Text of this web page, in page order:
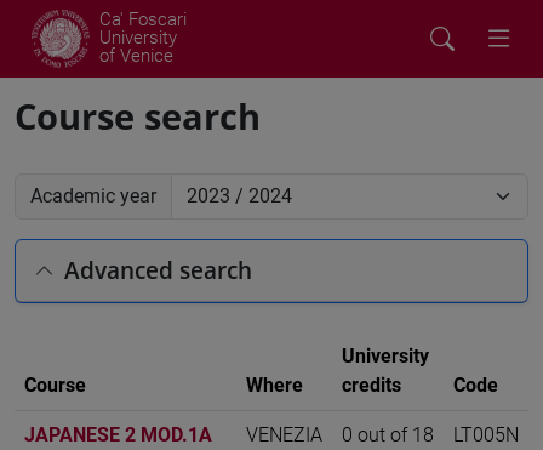
Ca' Foscari
University
of Venice
Course search
Academic year
Advanced search
Course Where
University
credits
Code
JAPANESE 2 MOD.1A
VENEZIA 0 out of 18 LT005N